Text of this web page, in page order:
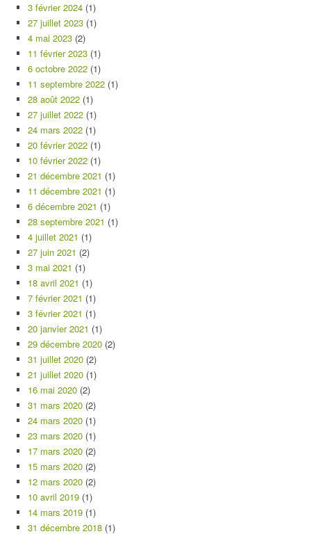
3 février 2024 (1)
27 juillet 2023 (1)
4 mai 2023 (2)
11 février 2023 (1)
6 octobre 2022 (1)
11 septembre 2022 (1)
28 août 2022 (1)
27 juillet 2022 (1)
24 mars 2022 (1)
20 février 2022 (1)
10 février 2022 (1)
21 décembre 2021 (1)
11 décembre 2021 (1)
6 décembre 2021 (1)
28 septembre 2021 (1)
4 juillet 2021 (1)
27 juin 2021 (2)
3 mai 2021 (1)
18 avril 2021 (1)
7 février 2021 (1)
3 février 2021 (1)
20 janvier 2021 (1)
29 décembre 2020 (2)
31 juillet 2020 (2)
21 juillet 2020 (1)
16 mai 2020 (2)
31 mars 2020 (2)
24 mars 2020 (1)
23 mars 2020 (1)
17 mars 2020 (2)
15 mars 2020 (2)
12 mars 2020 (2)
10 avril 2019 (1)
14 mars 2019 (1)
31 décembre 2018 (1)